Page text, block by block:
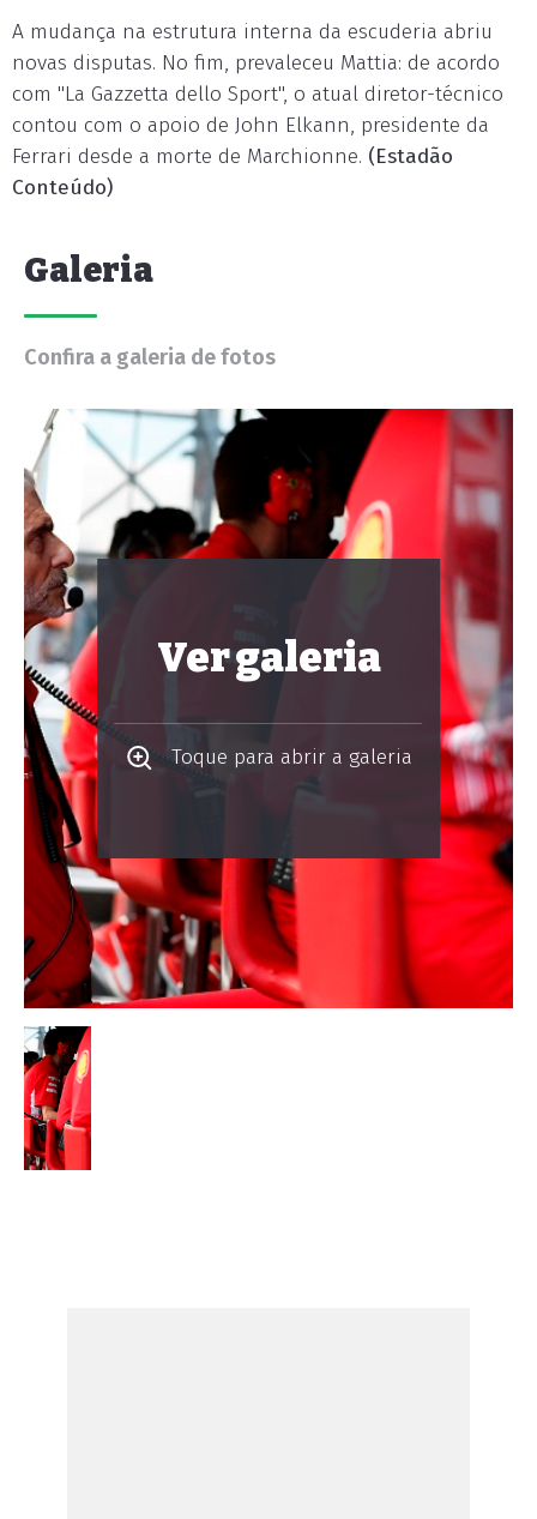
A mudança na estrutura interna da escuderia abriu
novas disputas. No fim, prevaleceu Mattia: de acordo
com "La Gazzetta dello Sport", o atual diretor-técnico
contou com o apoio de John Elkann, presidente da
Ferrari desde a morte de Marchionne. (Estadão
Conteúdo)
Galeria
Confira a galeria de fotos
Ver galeria
Toque para abrir a galeria